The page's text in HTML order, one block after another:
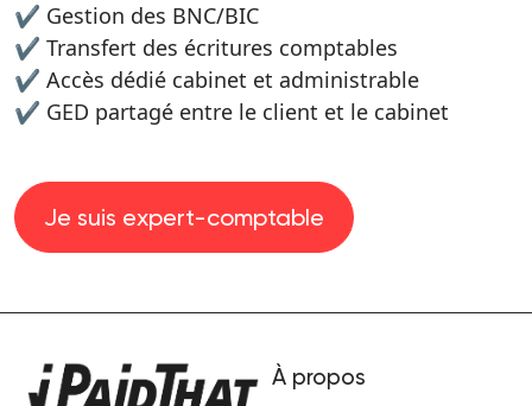
✔ Gestion des BNC/BIC
✔ Transfert des écritures comptables
✔ Accès dédié cabinet et administrable
✔ GED partagé entre le client et le cabinet
Je suis expert-comptable
À propos